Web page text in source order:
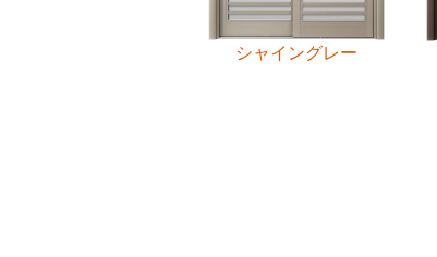
シャイングレー